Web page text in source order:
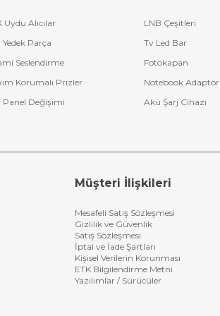
Uydu Alıcılar LNB Çeşitleri
Yedek Parça Tv Led Bar
Seslendirme Fotokapan
Korumalı Prizler Notebook Adaptör
Panel Değişimi Akü Şarj Cihazı
Müşteri İlişkileri
Mesafeli Satış Sözleşmesi
Gizlilik ve Güvenlik
Satış Sözleşmesi
İptal ve İade Şartları
Kişisel Verilerin Korunması
ETK Bilgilendirme Metni
Yazılımlar / Sürücüler